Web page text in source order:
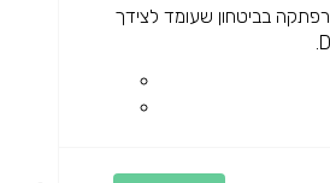
בביטחון שעומד לצידך